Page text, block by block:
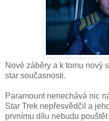
Nové záběry a k tomu nový
star současnosti.
Paramount nenechává nic
Star Trek nepřesvědčil a
prvnímu dílu nebudu